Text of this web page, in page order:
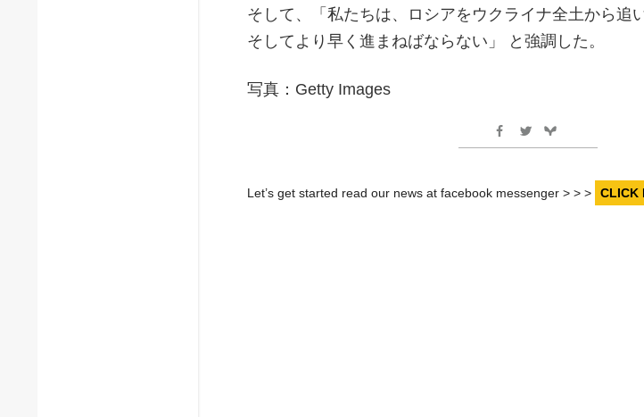
そして、「私たちは、ロシアをウクライナ全土から追
そしてより早く進まねばならない」 と強調した。
写真：Getty Images
Let’s get started read our news at facebook messenger > > > CLICK